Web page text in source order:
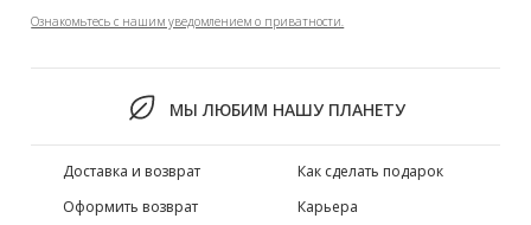
Ознакомьтесь с нашим уведомлением о приватности.
МЫ ЛЮБИМ НАШУ ПЛАНЕТУ
Доставка и возврат
Оформить возврат
Как сделать подарок
Карьера